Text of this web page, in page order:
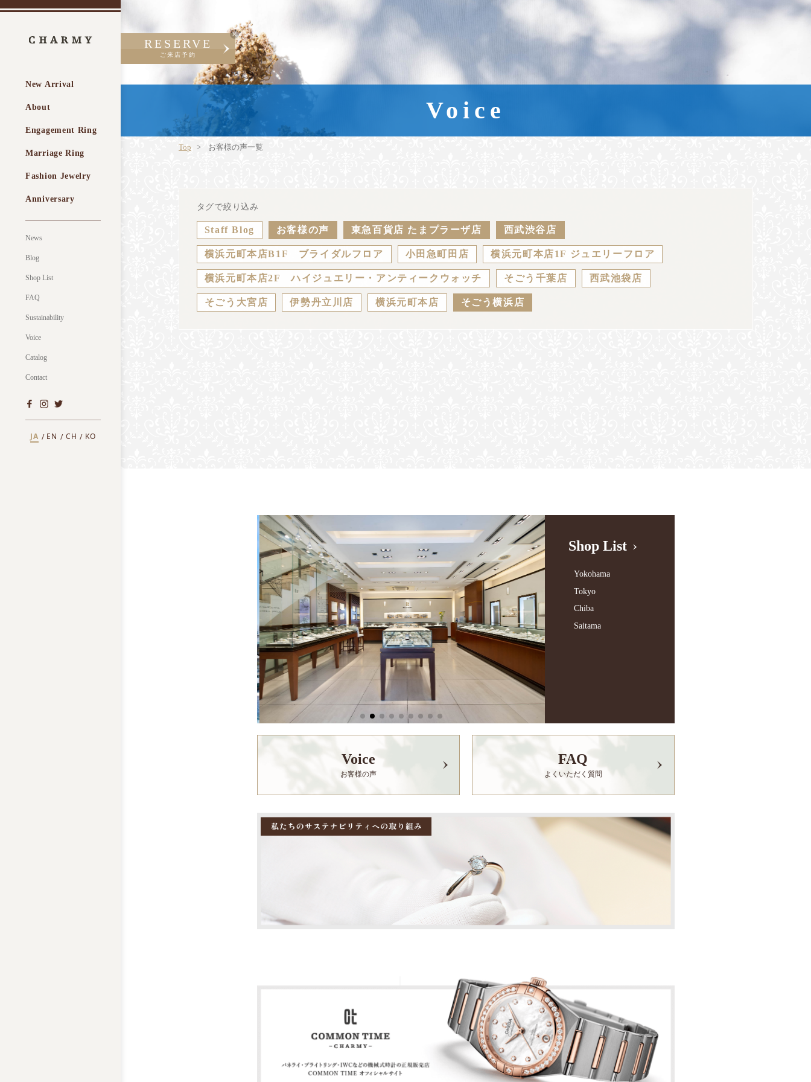
New Arrival
About
Engagement Ring
Marriage Ring
Fashion Jewelry
Anniversary
News
Blog
Shop List
FAQ
Sustainability
Voice
Catalog
Contact
JA EN CH KO
RESERVE
ご来店予約
Voice
Top お客様の声一覧
タグで絞り込み
Staff Blog お客様の声 東急百貨店 たまプラーザ店 西武渋谷店
横浜元町本店B1F ブライダルフロア 小田急町田店 横浜元町本店1F ジュエリーフロア
横浜元町本店2F ハイジュエリー・アンティークウォッチ そごう千葉店 西武池袋店
そごう大宮店 伊勢丹立川店 横浜元町本店 そごう横浜店
Shop List
Yokohama
Tokyo
Chiba
Saitama
Voice
お客様の声
FAQ
よくいただく質問